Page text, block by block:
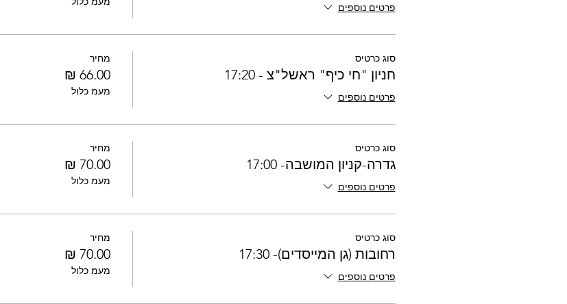
פרטים נוספים
סוג כרטיס
חניון "חי כיף" ראשל"צ - 17:20
פרטים נוספים
מחיר
מעמ כלול
סוג כרטיס
גדרה-קניון המושבה- 17:00
פרטים נוספים
מחיר
מעמ כלול
סוג כרטיס
רחובות (גן המייסדים)- 17:30
פרטים נוספים
מחיר
מעמ כלול